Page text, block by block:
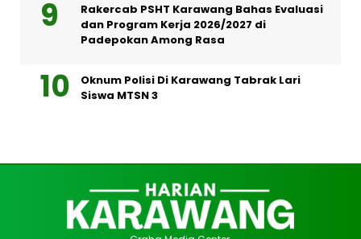
Rakercab PSHT Karawang Bahas Evaluasi
dan Program Kerja 2026/2027 di
Padepokan Among Rasa
Oknum Polisi Di Karawang Tabrak Lari
Siswa MTSN 3